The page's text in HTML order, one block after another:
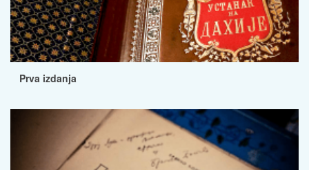
Prva izdanja